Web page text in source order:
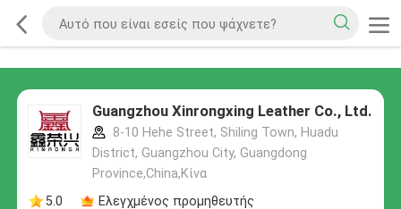
Guangzhou Xinrongxing Leather Co., Ltd.
8-10 Hehe Street, Shiling Town, Huadu
District, Guangzhou City, Guangdong
Province,China,Κίνα
5.0
Ελεγχμένος προμηθευτής